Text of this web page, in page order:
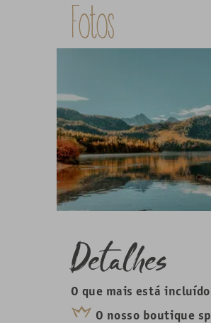
Fotos
Detalhes
O que mais está
O nosso boutique